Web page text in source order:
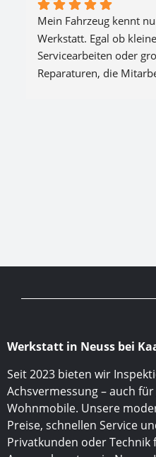
Mein Fahrzeug kennt
Werkstatt. Egal ob
Servicearbeiten oder
Reparaturen, die
Werkstatt in Neuss bei
Seit 2023 bieten wir
Achsvermessung – auch
Wohnmobile. Unsere
Preise, schnellen Service
Privatkunden oder